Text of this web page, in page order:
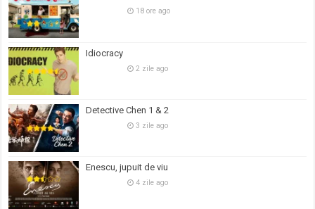
18 ore ago
Idiocracy
2 zile ago
Detective Chen 1 & 2
3 zile ago
Enescu, jupuit de viu
4 zile ago